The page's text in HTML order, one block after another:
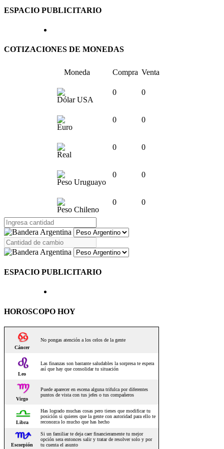
ESPACIO PUBLICITARIO
COTIZACIONES DE MONEDAS
Moneda Compra Venta
Dólar USA
0 0
Euro
0 0
Real
0 0
Peso Uruguayo
0 0
Peso Chileno
0 0
ESPACIO PUBLICITARIO
HOROSCOPO HOY